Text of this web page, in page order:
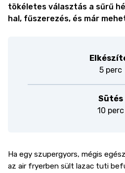
tökéletes választás a sűrű
hal, fűszerezés, és már
5 perc
Sütés
10 perc
Ha egy szupergyors, mégis
az air fryerben sült lazac tuti